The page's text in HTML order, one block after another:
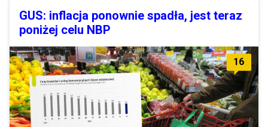
GUS: inflacja ponownie spadła, jest teraz
poniżej celu NBP
16